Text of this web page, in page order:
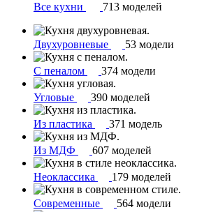
Все кухни 713 моделей
Двухуровневые 53 модели
С пеналом 374 модели
Угловые 390 моделей
Из пластика 371 модель
Из МДФ 607 моделей
Неоклассика 179 моделей
Современные 564 модели